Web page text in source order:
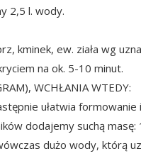
2,5 l. wody.
kminek, ew. ziała wg
na ok. 5-10 minut.
WCHŁANIA WTEDY:
ułatwia
dodajemy suchą
dużo wody, którą